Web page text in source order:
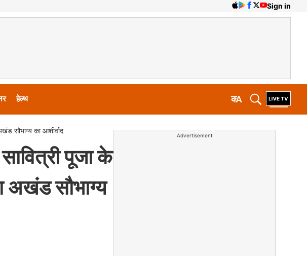
Sign in
हेल्थ A
क
सौभाग्य का आशीर्वाद
पूजा के
अखंड सौभाग्य
Advertisement